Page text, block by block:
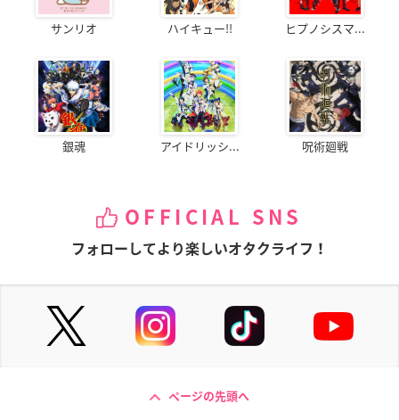
サンリオ ハイキュー!! ヒプノシスマ...
銀魂 アイドリッシ... 呪術廻戦
OFFICIAL SNS
フォローしてより楽しいオタクライフ！
ページの先頭へ